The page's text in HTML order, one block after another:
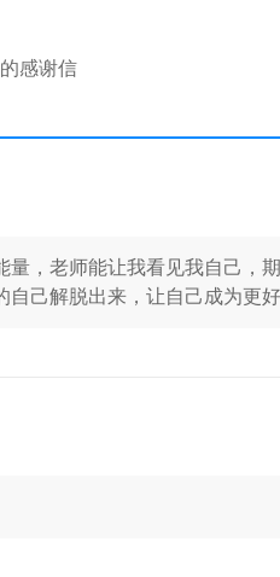
感谢信
量，老师能让我看见我自己，
自己解脱出来，让自己成为更